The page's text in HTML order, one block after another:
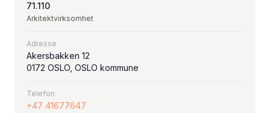
71.110
Arkitektvirksomhet
Adresse
Akersbakken 12
0172 OSLO, OSLO kommune
Telefon
+47 41677647